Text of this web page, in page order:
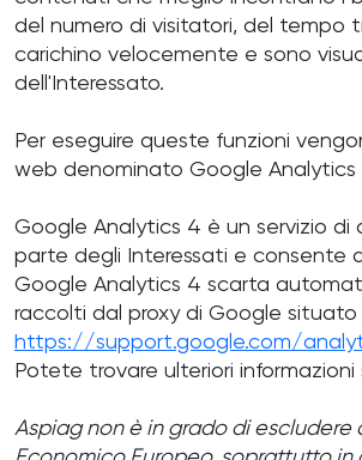
del numero di visitatori, del tempo
carichino velocemente e sono
dell'Interessato.
Per eseguire queste funzioni
web denominato Google Analytics
Google Analytics 4 è un servizio di
parte degli Interessati e consente
Google Analytics 4 scarta
raccolti dal proxy di Google situato
https://support.google.com/
Potete trovare ulteriori
Aspiag non è in grado di